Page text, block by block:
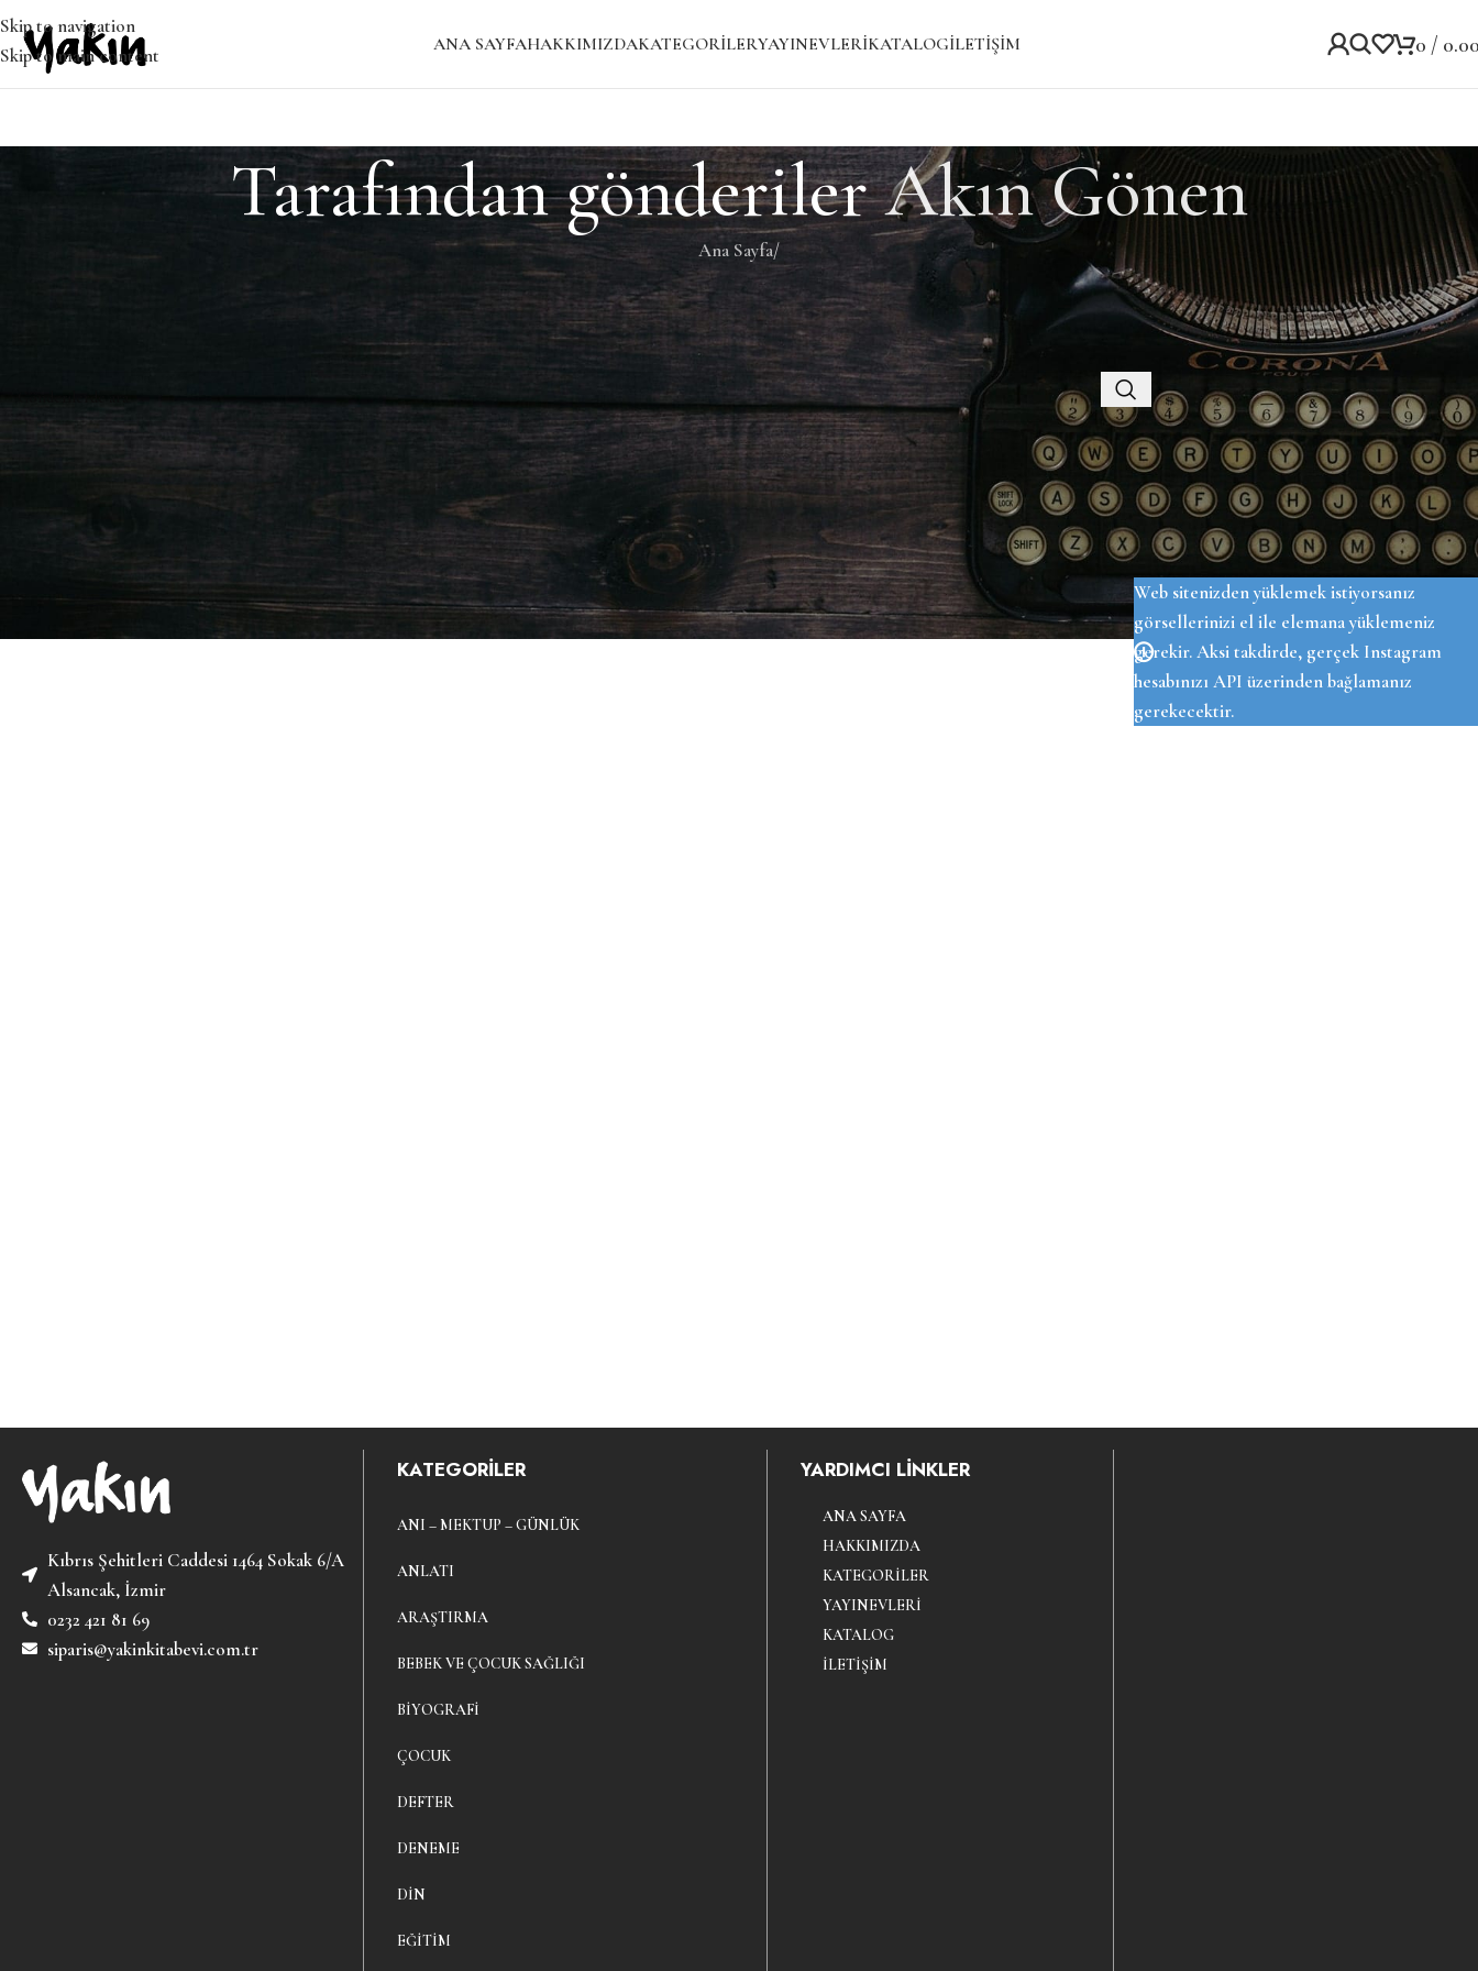
Skip to navigation
Skip to main content
ANA SAYFAHAKKIMIZDAKATEGORILERYAYINEVLERIKATALOGİLETIŞIM 0 /
Tarafından gönderilerAkın Gönen
Ana Sayfa/
Özür dileriz, ancak sonuç bulunamadı. Belki ARAMA yapmak, ilgili bir gönderi bulmanıza yardımcı olacaktır.
Kategoriler
Kategori yok
Recent Posts
OUR INSTAGRAM
Web sitenizden yüklemek istiyorsanız
görsellerinizi el ile elemana yüklemeniz
gerekir. Aksi takdirde, gerçek Instagram
hesabınızı API üzerinden bağlamanız
gerekecektir.
Kıbrıs Şehitleri Caddesi 1464 Sokak 6/A
Alsancak, İzmir
0232 421 81 69
siparis@yakinkitabevi.com.tr
KATEGORİLER
ANI – MEKTUP – GÜNLÜK
ANLATI
ARAŞTIRMA
BEBEK VE ÇOCUK SAĞLIĞI
BIYOGRAFI
ÇOCUK
DEFTER
DENEME
DIN
EĞITIM
YARDIMCI LİNKLER
ANA SAYFA
HAKKIMIZDA
KATEGORILER
YAYINEVLERI
KATALOG
İLETIŞIM